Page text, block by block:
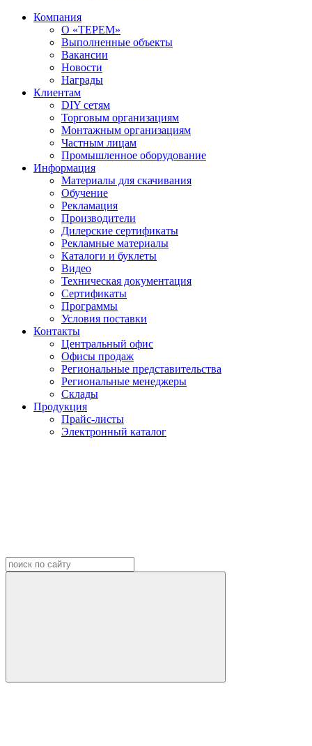
Компания
О «ТЕРЕМ»
Выполненные объекты
Вакансии
Новости
Награды
Клиентам
DIY сетям
Торговым организациям
Монтажным организациям
Частным лицам
Промышленное оборудование
Информация
Материалы для скачивания
Обучение
Рекламация
Производители
Дилерские сертификаты
Рекламные материалы
Каталоги и буклеты
Видео
Техническая документация
Сертификаты
Программы
Условия поставки
Контакты
Центральный офис
Офисы продаж
Региональные представительства
Региональные менеджеры
Склады
Продукция
Прайс-листы
Электронный каталог